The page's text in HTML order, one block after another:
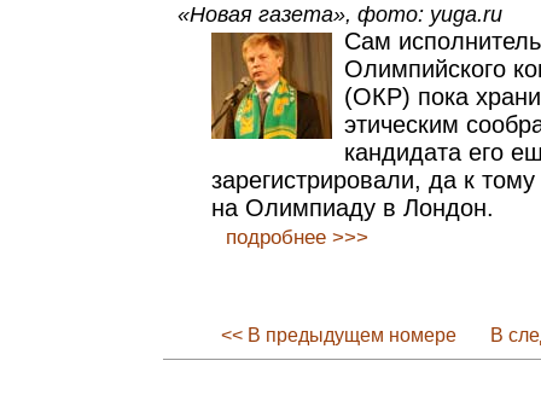
«Новая газета», фото: yuga.ru
Сам
Олимпийского
(ОКР) пока
этическим
кандидата его
зарегистрировали, да к
на Олимпиаду в Лондон.
подробнее >>>
<< В предыдущем номере В